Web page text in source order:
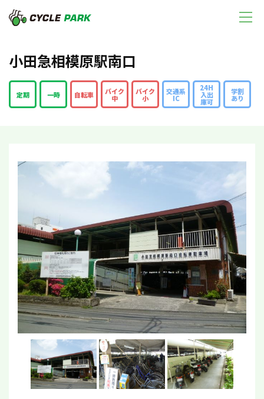
小田急相模原駅南口
定期 一時 自転車 バイク
中
バイク
小
交通系
IC
24H
入出
庫可
学割
あり